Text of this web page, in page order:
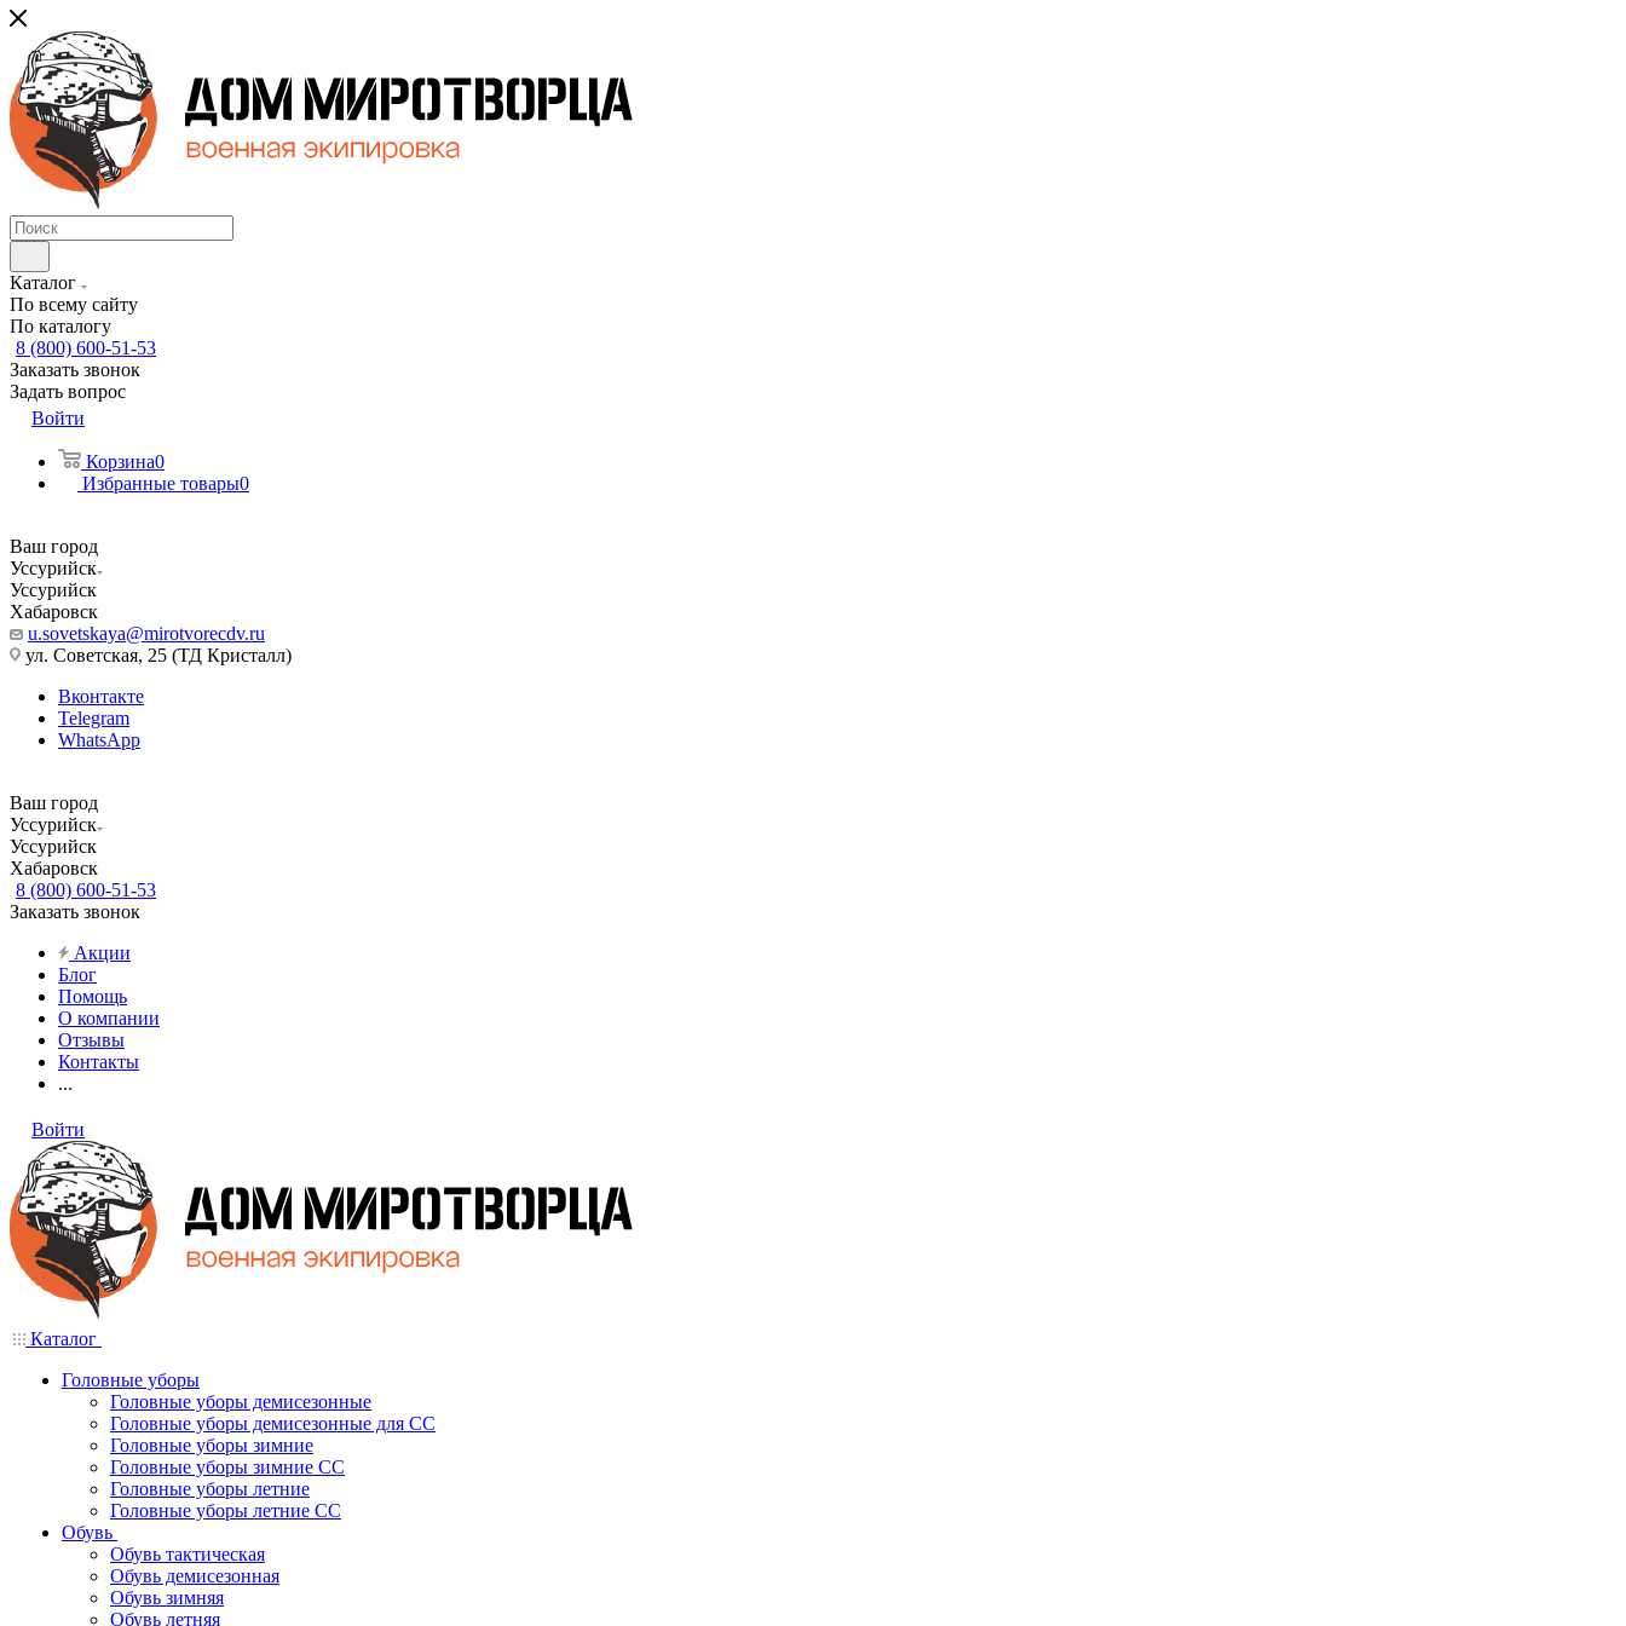
Каталог
По всему сайту
По каталогу
8 (800) 600-51-53
Заказать звонок
Задать вопрос
Войти
Корзина0
Избранные товары0
Ваш город
Уссурийск
Уссурийск
Хабаровск
u.sovetskaya@mirotvorecdv.ru
ул. Советская, 25 (ТД Кристалл)
Вконтакте
Telegram
WhatsApp
Ваш город
Уссурийск
Уссурийск
Хабаровск
8 (800) 600-51-53
Заказать звонок
Акции
Блог
Помощь
О компании
Отзывы
Контакты
...
Войти
Каталог
Головные уборы
Головные уборы демисезонные
Головные уборы демисезонные для СС
Головные уборы зимние
Головные уборы зимние СС
Головные уборы летние
Головные уборы летние СС
Обувь
Обувь тактическая
Обувь демисезонная
Обувь зимняя
Обувь летняя